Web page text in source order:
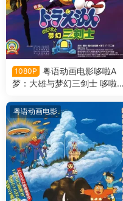
1080P
粤语动画电影哆啦A
梦：大雄与梦幻三剑士 哆啦A
粤语版
粤语动画电影